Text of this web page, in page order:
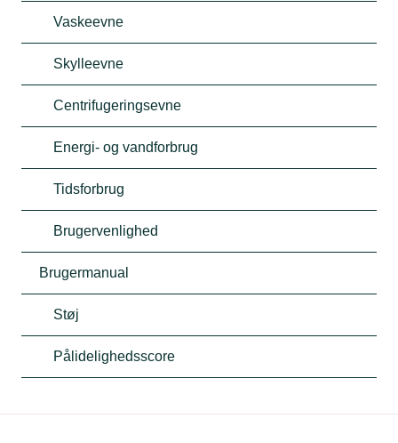
Vaskeevne
Skylleevne
Centrifugeringsevne
Energi- og vandforbrug
Tidsforbrug
Brugervenlighed
Brugermanual
Støj
Pålidelighedsscore